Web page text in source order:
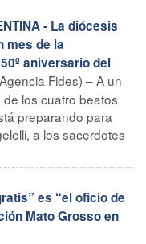
- La diócesis
mes de la
aniversario del
Fides) – A un
de los cuatro beatos
preparando para
a los sacerdotes
es “el oficio de
Mato Grosso en